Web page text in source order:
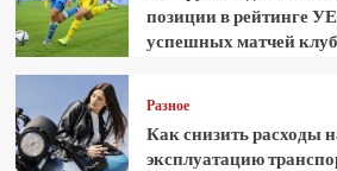
позиции в рейтинге
успешных матчей
Разное
Как снизить расходы
эксплуатацию